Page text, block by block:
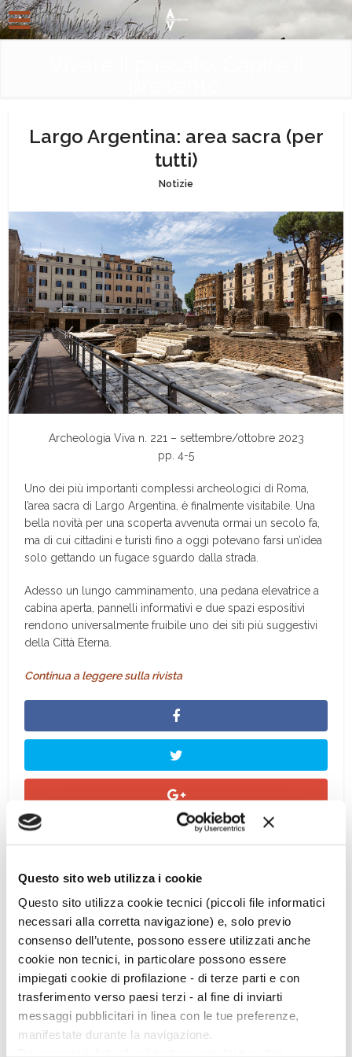
Questo sito web utilizza i cookie
Questo sito utilizza cookie tecnici (piccoli file informatici
necessari alla corretta navigazione) e, solo previo
consenso dell’utente, possono essere utilizzati anche
cookie non tecnici, in particolare possono essere
impiegati cookie di profilazione - di terze parti e con
trasferimento verso paesi terzi - al fine di inviarti
messaggi pubblicitari in linea con le tue preferenze,
manifestate durante la navigazione.
Largo Argentina: area sacra (per
tutti)
Notizie
Archeologia Viva n. 221 – settembre/ottobre 2023
pp. 4-5
Uno dei più importanti complessi archeologici di Roma,
l’area sacra di Largo Argentina, è finalmente visitabile. Una
bella novità per una scoperta avvenuta ormai un secolo fa,
ma di cui cittadini e turisti fino a oggi potevano farsi un’idea
solo gettando un fugace sguardo dalla strada.
Adesso un lungo camminamento, una pedana elevatrice a
cabina aperta, pannelli informativi e due spazi espositivi
rendono universalmente fruibile uno dei siti più suggestivi
della Città Eterna.
Continua a leggere sulla rivista
Ciclo di conferenze